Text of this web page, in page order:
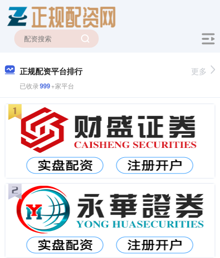
正规配资平台排行
已收录999+家平台
更多